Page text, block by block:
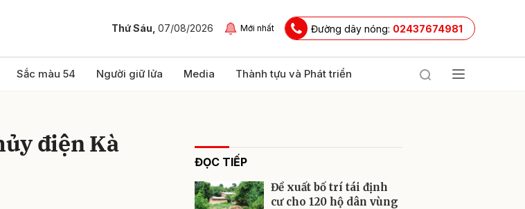
Thứ Sáu, 07/08/2026 Mới nhất Đường dây nóng: 02437674981
Sắc màu 54 Người giữ lửa Media Thành tựu và Phát triển
điện Kà
ĐỌC TIẾP
Đề xuất bố trí tái định
cư cho 120 hộ dân vùng